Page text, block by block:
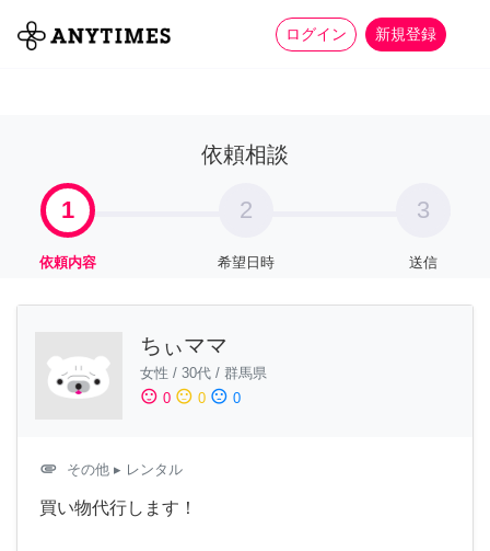
ログイン 新規登録
全て 家事 more_horiz
依頼相談
1
依頼内容
2
希望日時
3
送信
ちぃママ
女性 / 30代 / 群馬県
sentiment_satisfied 0 sentiment_neutral 0 sentiment_dissatisfied 0
attachment その他 ▸ レンタル
買い物代行します！